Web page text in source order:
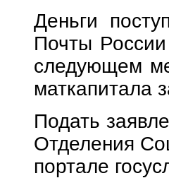
Деньги
Почты
следующем
маткапитала
Подать
Отделения
портале